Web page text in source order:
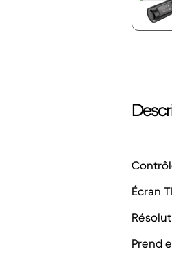
Écran
Prend